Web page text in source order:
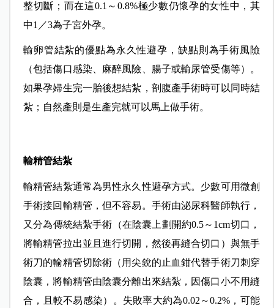
整切斷；而在這0.1～0.8%極少數仍懷孕的女性中，其
中1／3為子宮外孕。
輸卵管結紮的優點為永久性避孕，缺點則為手術風險
（包括傷口感染、麻醉風險、腸子或輸尿管受傷等）。
如果孕婦生完一胎後想結紮，剖腹產手術時可以同時結
紮；自然產則是生產完就可以馬上做手術。
輸精管結紮
輸精管結紮通常為男性永久性避孕方式。少數可用微創
手術接回輸精管，但不容易。手術由泌尿科醫師執行，
又分為傳統結紮手術（在陰囊上劃開約0.5～ 1cm切口，
將輸精管拉出並且進行切開，然後再縫合切口）與無手
術刀的輸精管切除術（用尖銳的止血鉗代替手術刀刺穿
陰囊，將輸精管由陰囊分離出來結紮，因傷口小不用縫
合，且較不易感染）。失敗率大約為0.02～0.2%，可能